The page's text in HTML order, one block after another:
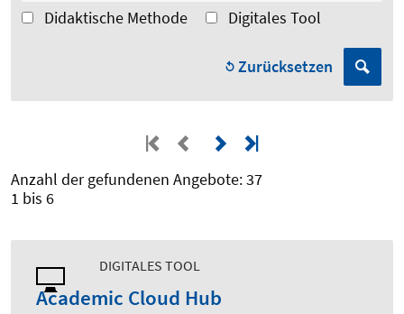
Didaktische Methode Digitales Tool
Zurücksetzen
Anzahl der gefundenen Angebote: 37
1 bis 6
DIGITALES TOOL
Academic Cloud Hub